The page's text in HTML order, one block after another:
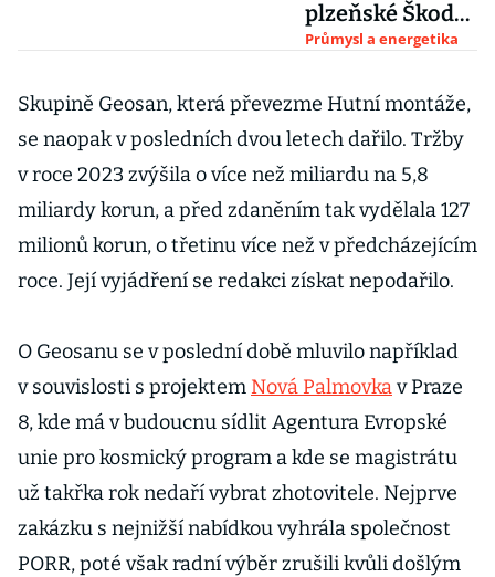
plzeňské Škody.
PPF se zbavila
ho dluhu
Průmysl a energetika
Skupině Geosan, která převezme Hutní montáže,
se naopak v posledních dvou letech dařilo. Tržby
v roce 2023 zvýšila o více než miliardu na 5,8
miliardy korun, a před zdaněním tak vydělala 127
milionů korun, o třetinu více než v předcházejícím
roce. Její vyjádření se redakci získat nepodařilo.
O Geosanu se v poslední době mluvilo například
v souvislosti s projektem Nová Palmovkav Praze
8, kde má v budoucnu sídlit Agentura Evropské
unie pro kosmický program a kde se magistrátu
už takřka rok nedaří vybrat zhotovitele. Nejprve
zakázku s nejnižší nabídkou vyhrála společnost
PORR, poté však radní výběr zrušili kvůli došlým